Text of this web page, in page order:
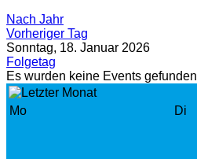
Nach Jahr
Vorheriger Tag
Sonntag, 18. Januar 2026
Folgetag
Es wurden keine Events gefunden
Mo
Di